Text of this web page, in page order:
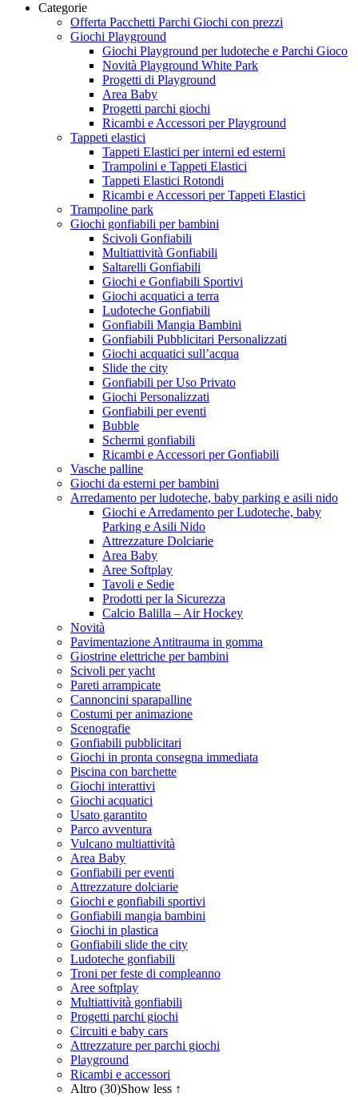
Categorie
Offerta Pacchetti Parchi Giochi con prezzi
Giochi Playground
Giochi Playground per ludoteche e Parchi Gioco
Novità Playground White Park
Progetti di Playground
Area Baby
Progetti parchi giochi
Ricambi e Accessori per Playground
Tappeti elastici
Tappeti Elastici per interni ed esterni
Trampolini e Tappeti Elastici
Tappeti Elastici Rotondi
Ricambi e Accessori per Tappeti Elastici
Trampoline park
Giochi gonfiabili per bambini
Scivoli Gonfiabili
Multiattività Gonfiabili
Saltarelli Gonfiabili
Giochi e Gonfiabili Sportivi
Giochi acquatici a terra
Ludoteche Gonfiabili
Gonfiabili Mangia Bambini
Gonfiabili Pubblicitari Personalizzati
Giochi acquatici sull’acqua
Slide the city
Gonfiabili per Uso Privato
Giochi Personalizzati
Gonfiabili per eventi
Bubble
Schermi gonfiabili
Ricambi e Accessori per Gonfiabili
Vasche palline
Giochi da esterni per bambini
Arredamento per ludoteche, baby parking e asili nido
Giochi e Arredamento per Ludoteche, baby
Parking e Asili Nido
Attrezzature Dolciarie
Area Baby
Aree Softplay
Tavoli e Sedie
Prodotti per la Sicurezza
Calcio Balilla – Air Hockey
Novità
Pavimentazione Antitrauma in gomma
Giostrine elettriche per bambini
Scivoli per yacht
Pareti arrampicate
Cannoncini sparapalline
Costumi per animazione
Scenografie
Gonfiabili pubblicitari
Giochi in pronta consegna immediata
Piscina con barchette
Giochi interattivi
Giochi acquatici
Usato garantito
Parco avventura
Vulcano multiattività
Area Baby
Gonfiabili per eventi
Attrezzature dolciarie
Giochi e gonfiabili sportivi
Gonfiabili mangia bambini
Giochi in plastica
Gonfiabili slide the city
Ludoteche gonfiabili
Troni per feste di compleanno
Aree softplay
Multiattività gonfiabili
Progetti parchi giochi
Circuiti e baby cars
Attrezzature per parchi giochi
Playground
Ricambi e accessori
Altro (30)Show less ↑